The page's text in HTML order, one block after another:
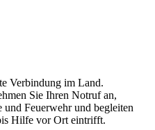
Verbindung im Land.
Sie Ihren Notruf an,
Feuerwehr und begleiten
Hilfe vor Ort eintrifft.